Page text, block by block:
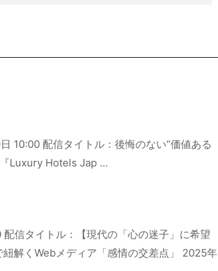
10:00 配信タイトル：後悔のない“価値ある
Luxury Hotels Jap ...
信タイトル：【現代の「心の迷子」に希望
解くWebメディア「感情の交差点」 2025年